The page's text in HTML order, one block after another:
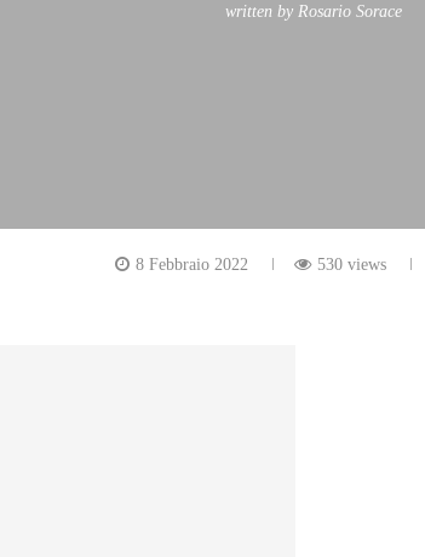
written by Rosario Sorace
8 Febbraio 2022 530 views